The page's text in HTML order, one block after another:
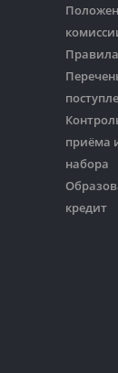
приёма
набора
кредит